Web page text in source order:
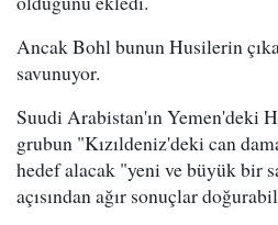
Ancak Bohl bunun Husilerin
savunuyor.
Suudi Arabistan'ın Yemen'deki
grubun "Kızıldeniz'deki can
hedef alacak "yeni ve büyük bir
açısından ağır sonuçlar